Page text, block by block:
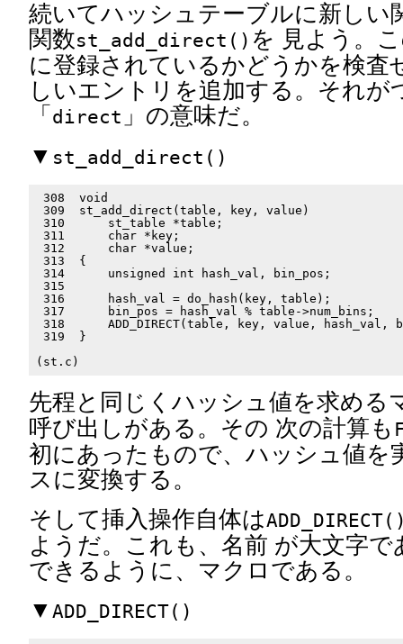
続いてハッシュテーブルに新しい
関数st_add_direct() を 見よう。
に登録されているかどうかを検査
しいエントリを追加する。それが
「 direct 」の意味だ。
▼ st_add_direct()
308  void
309  st_add_direct(table, key, value)
310      st_table *table;
311      char *key;
312      char *value;
313  {
314      unsigned int hash_val, bin_pos;
315
316      hash_val = do_hash(key, table);
317      bin_pos = hash_val % table->num_bins;
318      ADD_DIRECT(table, key, value, hash_val,
319  }
先程と同じくハッシュ値を求める
呼び出しがある。その 次の計算も
初にあったもので、ハッシュ値を
スに変換する。
そして挿入操作自体は
ようだ。これも、名前 が大文字
できるように、マクロである。
▼ ADD_DIRECT()